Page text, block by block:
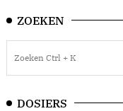
ZOEKEN
DOSIERS